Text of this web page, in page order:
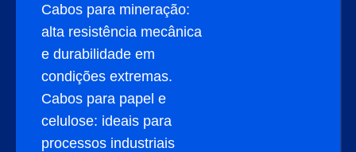
Cabos para mineração:
alta resistência mecânica
e durabilidade em
condições extremas.
Cabos para papel e
celulose: ideais para
processos industriais